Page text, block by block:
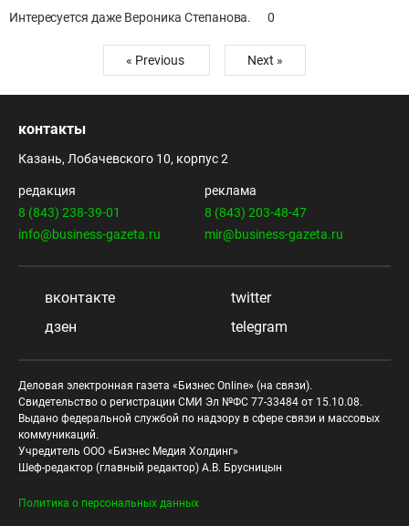
Интересуется даже Вероника Степанова. 0
« Previous Next »
контакты
Казань, Лобачевского 10, корпус 2
редакция
8 (843) 238-39-01
info@business-gazeta.ru
реклама
8 (843) 203-48-47
mir@business-gazeta.ru
вконтакте
twitter
дзен
telegram
Деловая электронная газета «Бизнес Online» (на связи).
Свидетельство о регистрации СМИ Эл №ФС 77-33484 от 15.10.08.
Выдано федеральной службой по надзору в сфере связи и массовых
коммуникаций.
Учредитель ООО «Бизнес Медия Холдинг»
Шеф-редактор (главный редактор) А.В. Брусницын
Политика о персональных данных